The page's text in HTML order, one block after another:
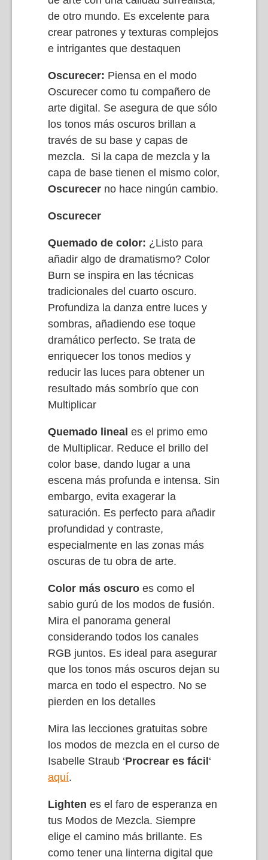
de otro mundo. Es excelente para
crear patrones y texturas complejos
e intrigantes que destaquen
Oscurecer: Piensa en el modo
Oscurecer como tu compañero de
arte digital. Se asegura de que sólo
los tonos más oscuros brillan a
través de su base y capas de
mezcla. Si la capa de mezcla y la
capa de base tienen el mismo color,
Oscurecer no hace ningún cambio.
Oscurecer
Quemado de color: ¿Listo para
añadir algo de dramatismo? Color
Burn se inspira en las técnicas
tradicionales del cuarto oscuro.
Profundiza la danza entre luces y
sombras, añadiendo ese toque
dramático perfecto. Se trata de
enriquecer los tonos medios y
reducir las luces para obtener un
resultado más sombrío que con
Multiplicar
Quemado lineal es el primo emo
de Multiplicar. Reduce el brillo del
color base, dando lugar a una
escena más profunda e intensa. Sin
embargo, evita exagerar la
saturación. Es perfecto para añadir
profundidad y contraste,
especialmente en las zonas más
oscuras de tu obra de arte.
Color más oscuro es como el
sabio gurú de los modos de fusión.
Mira el panorama general
considerando todos los canales
RGB juntos. Es ideal para asegurar
que los tonos más oscuros dejan su
marca en todo el espectro. No se
pierden en los detalles
Mira las lecciones gratuitas sobre
los modos de mezcla en el curso de
Isabelle Straub ‘Procrear es fácil ‘
aquí.
Lighten es el faro de esperanza en
tus Modos de Mezcla. Siempre
elige el camino más brillante. Es
como tener una linterna digital que